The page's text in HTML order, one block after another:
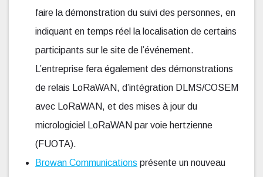
faire la démonstration du suivi des personnes, en
indiquant en temps réel la localisation de certains
participants sur le site de l’événement.
L’entreprise fera également des démonstrations
de relais LoRaWAN, d’intégration DLMS/COSEM
avec LoRaWAN, et des mises à jour du
micrologiciel LoRaWAN par voie hertzienne
(FUOTA).
Browan Communications présente un nouveau